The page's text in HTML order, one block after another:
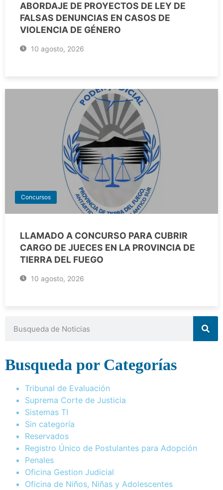
ABORDAJE DE PROYECTOS DE LEY DE
FALSAS DENUNCIAS EN CASOS DE
VIOLENCIA DE GÉNERO
10 agosto, 2026
Concursos
LLAMADO A CONCURSO PARA CUBRIR
CARGO DE JUECES EN LA PROVINCIA DE
TIERRA DEL FUEGO
10 agosto, 2026
Busqueda por Categorías
Tribunal de Evaluación
Suprema Corte de Justicia
Sistemas TI
Sin categoría
Reservados
Registro Único de Postulantes para Adopción
Penales
Oficina Gestion Judicial
Oficina de Niños, Niñas y Adolescentes